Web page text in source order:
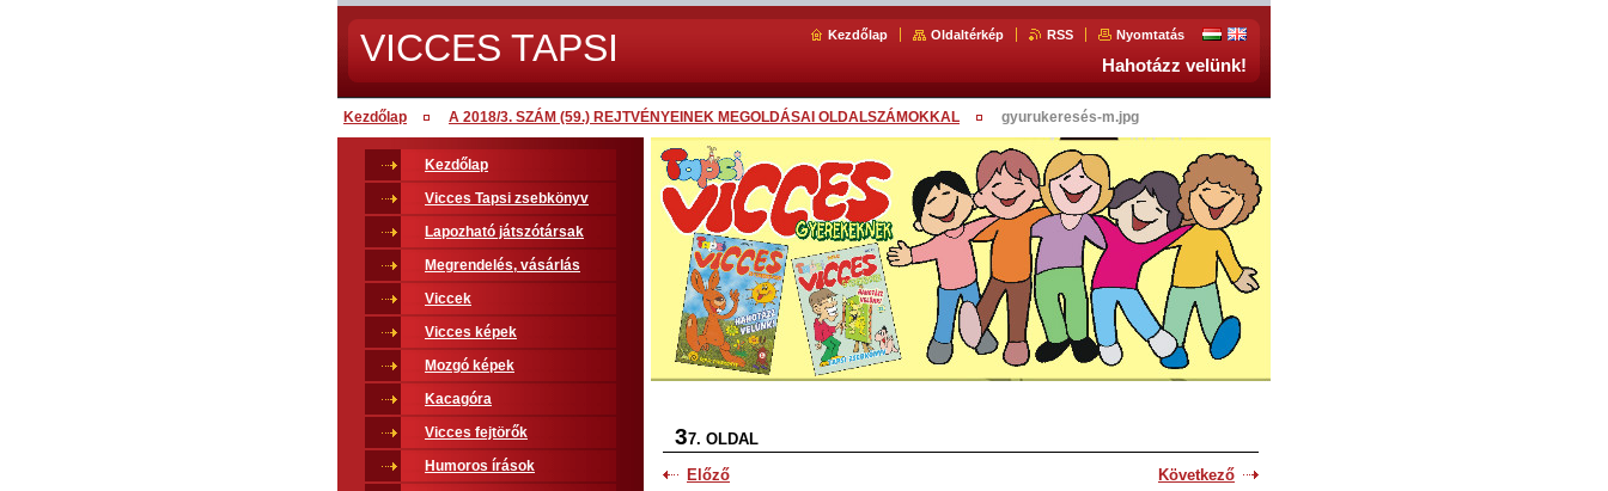
VICCES TAPSI Kezdőlap Oldaltérkép RSS Nyomtatás
Hahotázz velünk!
Kezdőlap A 2018/3. SZÁM (59.) REJTVÉNYEINEK MEGOLDÁSAI OLDALSZÁMOKKAL gyurukeresés-m.jpg
37. OLDAL
Előző
Következő
Kezdőlap
Vicces Tapsi zsebkönyv
Lapozható játszótársak
Megrendelés, vásárlás
Viccek
Vicces képek
Mozgó képek
Kacagóra
Vicces fejtörők
Humoros írások